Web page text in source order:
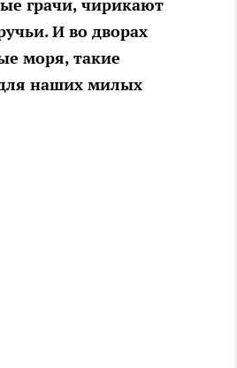
грачи, чирикают
И во дворах
моря, такие
наших милых